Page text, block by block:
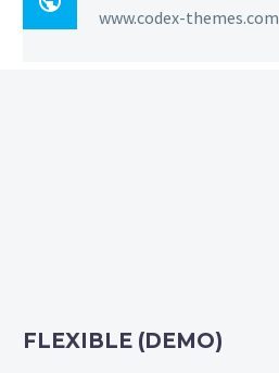
www.codex-themes.com
FLEXIBLE (DEMO)